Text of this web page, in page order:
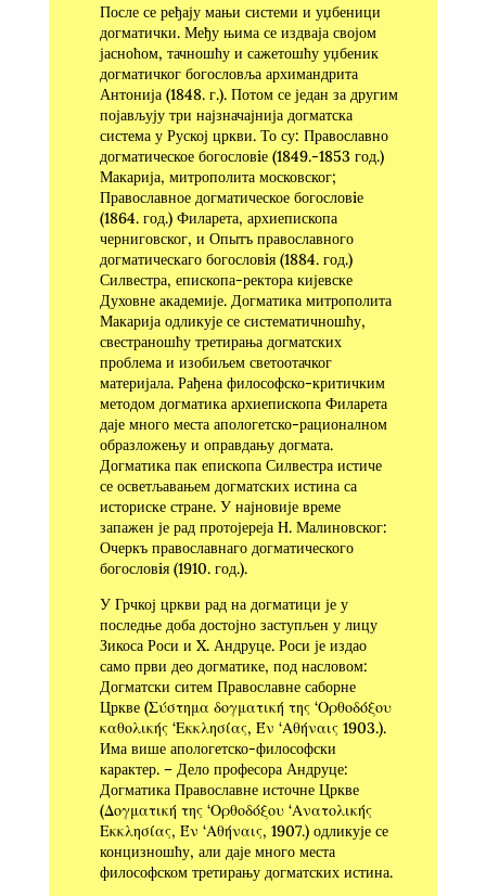
После се ређају мањи системи и уџбеници
догматички. Међу њима се издваја својом
јасноћом, тачношћу и сажетошћу уџбеник
догматичког богословља архимандрита
Антонија (1848. г.). Потом се један за другим
појављују три најзначајнија догматска
система у Руској цркви. То су: Православно
догматическое богословiе (1849.-1853 год.)
Макарија, митрополита московског;
Православное догматическое богословiе
(1864. год.) Филарета, архиепископа
черниговског, и Опытъ православного
догматическаго богословiя (1884. год.)
Силвестра, епископа-ректора кијевске
Духовне академије. Догматика митрополита
Макарија одликује се систематичношћу,
свестраношћу третирања догматских
проблема и изобиљем светоотачког
материјала. Рађена философско-критичким
методом догматика архиепископа Филарета
даје много места апологетско-рационалном
образложењу и оправдању догмата.
Догматика пак епископа Силвестра истиче
се осветљавањем догматских истина са
историске стране. У најновије време
запажен је рад протојереја Η. Малиновског:
Очеркъ православнаго догматического
богословiя (1910. год.).
У Грчкој цркви рад на догматици је у
последње доба достојно заступљен у лицу
Зикоса Роси и X. Андруце. Роси је издао
само први део догматике, под насловом:
Догматски ситем Православне саборне
Цркве (Σύστημα δογματική της ‘Ορθοδόξου
καθολικής ‘Εκκλησίας, Έν ‘Αθήναις 1903.).
Има више апологетско-философски
карактер. – Дело професора Андруце:
Догматика Православне источне Цркве
(Δογματική της ‘Ορθοδόξου ‘Ανατολικής
Εκκλησίας, Έν ‘Αθήναις, 1907.) одликује се
концизношћу, али даје много места
философском третирању догматских истина.